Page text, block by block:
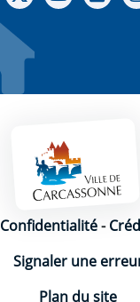
Mentions légales
Confidentialité-
Signaler une
Plan du site